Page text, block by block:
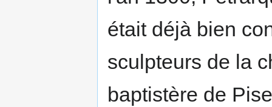
était déjà bien
sculpteurs de la
baptistère de